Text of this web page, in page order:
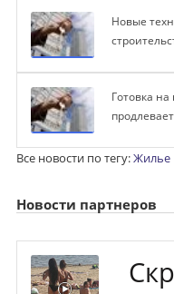
Новые
Готовка на
Все новости по тегу:Жилье
Новости партнеров